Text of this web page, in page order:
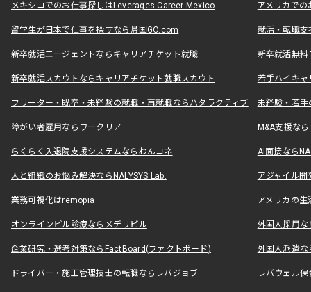
メキシコでのお仕事探しはLeverages Career Mexico アメリカで
留学生が日本で仕事を探すなら帰国GO.com 就活・転職
新卒就活エージェントならキャリアチケット就職 新卒就活無料
新卒就活スカウトならキャリアチケット就職スカウト 若手ハイキ
フリーター・既卒・未経験の就職・再就職ならハタラクティブ 未経験・若手
障がい者雇用ならワークリア M&A支援な
らくらく入退院支援システムならわんコネ AI面接なら
人と組織のお悩み解決ならNALYSYS Lab. アジャイル
業務可視化はremopia アメリカの
オンラインピル診療ならメデリピル 外国人採用
企業研究・選考対策ならFactBoard(ファクトボード) 外国人派遣な
ドライバー・施工管理技士の転職ならレバジョブ レバウェル